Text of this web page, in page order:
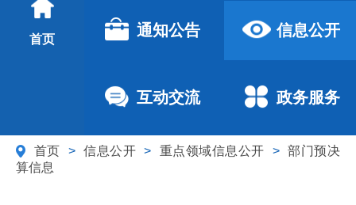
首页
通知公告 信息公开
互动交流 政务服务
首页 > 信息公开 > 重点领域信息公开 > 部门预决
算信息